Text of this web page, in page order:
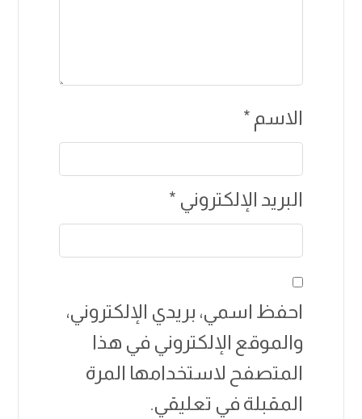
الاسم *
البريد الإلكتروني *
احفظ اسمي، بريدي الإلكتروني،
والموقع الإلكتروني في هذا
المتصفح لاستخدامها المرة
المقبلة في تعليقي.